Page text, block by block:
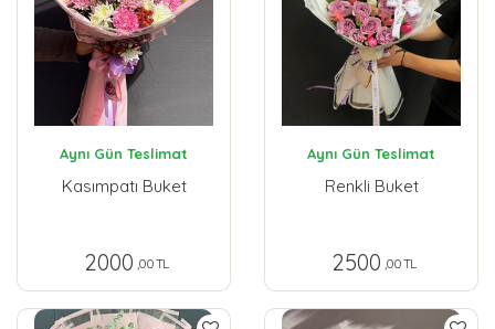
Aynı Gün Teslimat
Kasımpatı Buket
2000 ,00 TL
Aynı Gün Teslimat
Renkli Buket
2500 ,00 TL